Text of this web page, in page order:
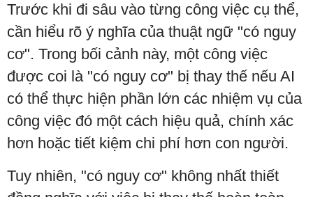
Trước khi đi sâu vào từng công việc cụ thể,
cần hiểu rõ ý nghĩa của thuật ngữ "có nguy
cơ". Trong bối cảnh này, một công việc
được coi là "có nguy cơ" bị thay thế nếu AI
có thể thực hiện phần lớn các nhiệm vụ của
công việc đó một cách hiệu quả, chính xác
hơn hoặc tiết kiệm chi phí hơn con người.
Tuy nhiên, "có nguy cơ" không nhất thiết